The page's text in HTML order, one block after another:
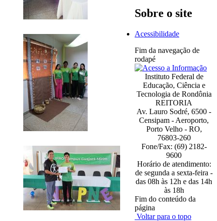
Sobre o site
Acessibilidade
Fim da navegação de
rodapé
Instituto Federal de
Educação, Ciência e
Tecnologia de Rondônia
REITORIA
Av. Lauro Sodré, 6500 -
Censipam - Aeroporto,
Porto Velho - RO,
76803-260
Fone/Fax: (69) 2182-
9600
Horário de atendimento:
de segunda a sexta-feira -
das 08h às 12h e das 14h
às 18h
Fim do conteúdo da
página
Voltar para o topo